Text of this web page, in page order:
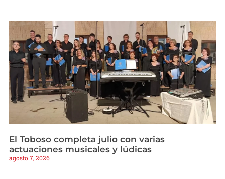
El Toboso completa julio con varias
actuaciones musicales y lúdicas
agosto 7, 2026